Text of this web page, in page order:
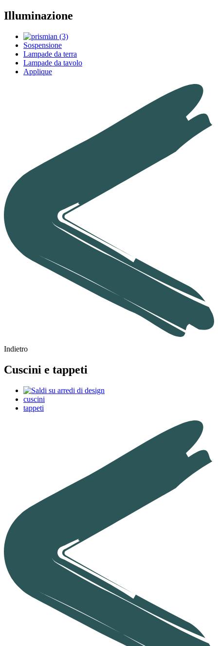
Illuminazione
Sospensione
Lampade da terra
Lampade da tavolo
Applique
Indietro
Cuscini e tappeti
cuscini
tappeti